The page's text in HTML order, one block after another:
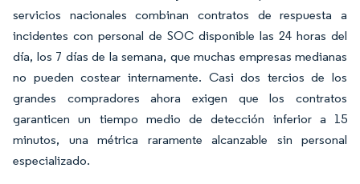
servicios nacionales combinan contratos de respuesta a
incidentes con personal de SOC disponible las 24 horas del
día, los 7 días de la semana, que muchas empresas medianas
no pueden costear internamente. Casi dos tercios de los
grandes compradores ahora exigen que los contratos
garanticen un tiempo medio de detección inferior a 15
minutos, una métrica raramente alcanzable sin personal
especializado.